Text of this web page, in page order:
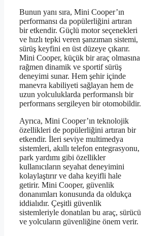
Bunun yanı sıra, Mini Cooper’ın
performansı da popülerliğini artıran
bir etkendir. Güçlü motor seçenekleri
ve hızlı tepki veren şanzıman sistemi,
sürüş keyfini en üst düzeye çıkarır.
Mini Cooper, küçük bir araç olmasına
rağmen dinamik ve sportif sürüş
deneyimi sunar. Hem şehir içinde
manevra kabiliyeti sağlayan hem de
uzun yolculuklarda performanslı bir
performans sergileyen bir otomobildir.
Ayrıca, Mini Cooper’ın teknolojik
özellikleri de popülerliğini artıran bir
etkendir. İleri seviye multimedya
sistemleri, akıllı telefon entegrasyonu,
park yardımı gibi özellikler
kullanıcıların seyahat deneyimini
kolaylaştırır ve daha keyifli hale
getirir. Mini Cooper, güvenlik
donanımları konusunda da oldukça
iddialıdır. Çeşitli güvenlik
sistemleriyle donatılan bu araç, sürücü
ve yolcuların güvenliğine önem verir.